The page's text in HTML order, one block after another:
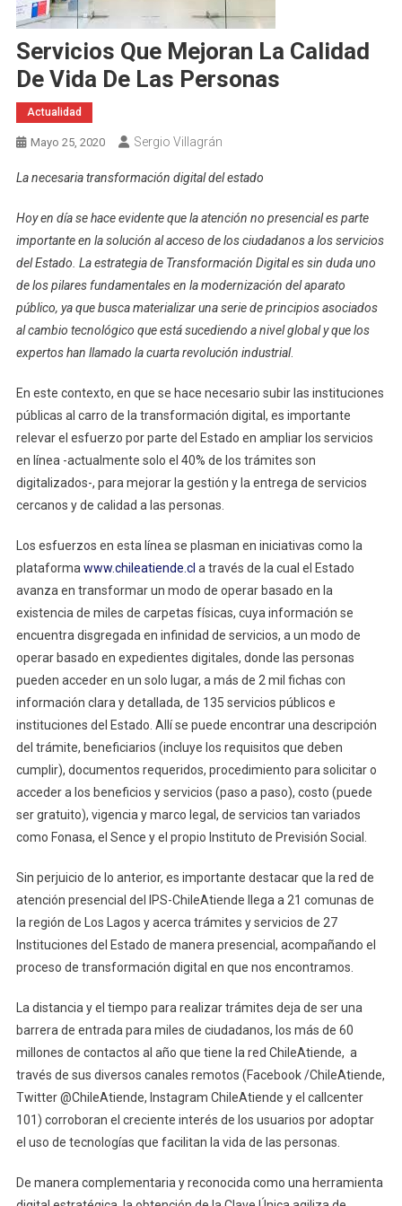
Servicios Que Mejoran La Calidad
De Vida De Las Personas
Actualidad
Mayo 25, 2020 Sergio Villagrán
La necesaria transformación digital del estado
Hoy en día se hace evidente que la atención no presencial es parte
importante en la solución al acceso de los ciudadanos a los servicios
del Estado. La estrategia de Transformación Digital es sin duda uno
de los pilares fundamentales en la modernización del aparato
público, ya que busca materializar una serie de principios asociados
al cambio tecnológico que está sucediendo a nivel global y que los
expertos han llamado la cuarta revolución industrial.
En este contexto, en que se hace necesario subir las instituciones
públicas al carro de la transformación digital, es importante
relevar el esfuerzo por parte del Estado en ampliar los servicios
en línea -actualmente solo el 40% de los trámites son
digitalizados-, para mejorar la gestión y la entrega de servicios
cercanos y de calidad a las personas.
Los esfuerzos en esta línea se plasman en iniciativas como la
plataforma www.chileatiende.cl a través de la cual el Estado
avanza en transformar un modo de operar basado en la
existencia de miles de carpetas físicas, cuya información se
encuentra disgregada en infinidad de servicios, a un modo de
operar basado en expedientes digitales, donde las personas
pueden acceder en un solo lugar, a más de 2 mil fichas con
información clara y detallada, de 135 servicios públicos e
instituciones del Estado. Allí se puede encontrar una descripción
del trámite, beneficiarios (incluye los requisitos que deben
cumplir), documentos requeridos, procedimiento para solicitar o
acceder a los beneficios y servicios (paso a paso), costo (puede
ser gratuito), vigencia y marco legal, de servicios tan variados
como Fonasa, el Sence y el propio Instituto de Previsión Social.
Sin perjuicio de lo anterior, es importante destacar que la red de
atención presencial del IPS-ChileAtiende llega a 21 comunas de
la región de Los Lagos y acerca trámites y servicios de 27
Instituciones del Estado de manera presencial, acompañando el
proceso de transformación digital en que nos encontramos.
La distancia y el tiempo para realizar trámites deja de ser una
barrera de entrada para miles de ciudadanos, los más de 60
millones de contactos al año que tiene la red ChileAtiende, a
través de sus diversos canales remotos (Facebook /ChileAtiende,
Twitter @ChileAtiende, Instagram ChileAtiende y el callcenter
101) corroboran el creciente interés de los usuarios por adoptar
el uso de tecnologías que facilitan la vida de las personas.
De manera complementaria y reconocida como una herramienta